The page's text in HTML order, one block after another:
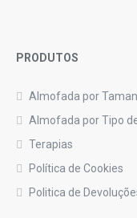
PRODUTOS
Almofada por
Almofada por Tipo
Terapias
Política de Cookies
Politica de